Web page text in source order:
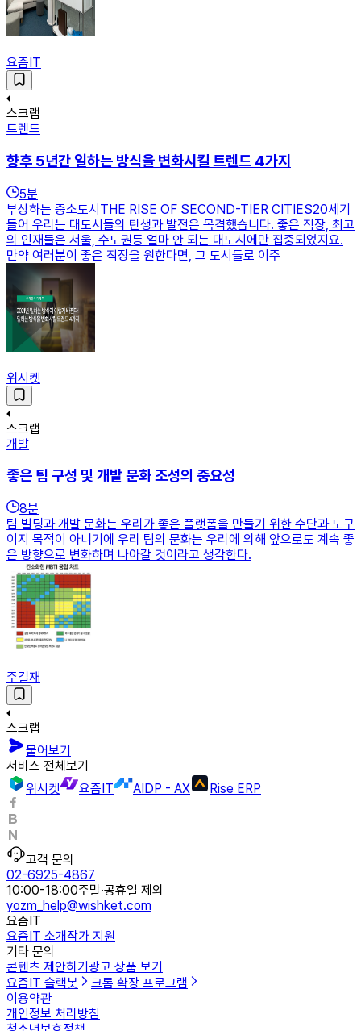
요즘IT
스크랩
트렌드
향후 5년간 일하는 방식을 변화시킬 트렌드 4가지
5분
부상하는 중소도시THE RISE OF SECOND-TIER CITIES20세기
들어 우리는 대도시들의 탄생과 발전은 목격했습니다. 좋은 직장, 최고
의 인재들은 서울, 수도권등 얼마 안 되는 대도시에만 집중되었지요.
만약 여러분이 좋은 직장을 원한다면, 그 도시들로 이주
위시켓
스크랩
개발
좋은 팀 구성 및 개발 문화 조성의 중요성
8분
팀 빌딩과 개발 문화는 우리가 좋은 플랫폼을 만들기 위한 수단과 도구
이지 목적이 아니기에 우리 팀의 문화는 우리에 의해 앞으로도 계속 좋
은 방향으로 변화하며 나아갈 것이라고 생각한다.
주길재
스크랩
물어보기
서비스 전체보기
위시켓
요즘IT AIDP - AX Rise ERP
고객 문의
02-6925-4867
10:00-18:00주말·공휴일 제외
yozm_help@wishket.com
요즘IT
요즘IT 소개작가 지원
기타 문의
콘텐츠 제안하기 광고 상품 보기
요즘IT 슬랙봇
크롬 확장 프로그램
이용약관
개인정보 처리방침